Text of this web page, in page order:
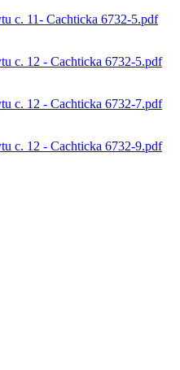
c. 11- Cachticka 6732-5.pdf
c. 12 - Cachticka 6732-5.pdf
c. 12 - Cachticka 6732-7.pdf
c. 12 - Cachticka 6732-9.pdf